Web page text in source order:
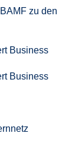
zu den
Business
Business